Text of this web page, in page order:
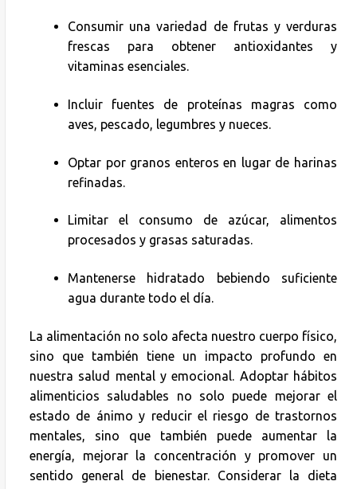
Consumir una variedad de frutas y verduras
frescas para obtener antioxidantes y
vitaminas esenciales.
Incluir fuentes de proteínas magras como
aves, pescado, legumbres y nueces.
Optar por granos enteros en lugar de harinas
refinadas.
Limitar el consumo de azúcar, alimentos
procesados y grasas saturadas.
Mantenerse hidratado bebiendo suficiente
agua durante todo el día.
La alimentación no solo afecta nuestro cuerpo físico,
sino que también tiene un impacto profundo en
nuestra salud mental y emocional. Adoptar hábitos
alimenticios saludables no solo puede mejorar el
estado de ánimo y reducir el riesgo de trastornos
mentales, sino que también puede aumentar la
energía, mejorar la concentración y promover un
sentido general de bienestar. Considerar la dieta